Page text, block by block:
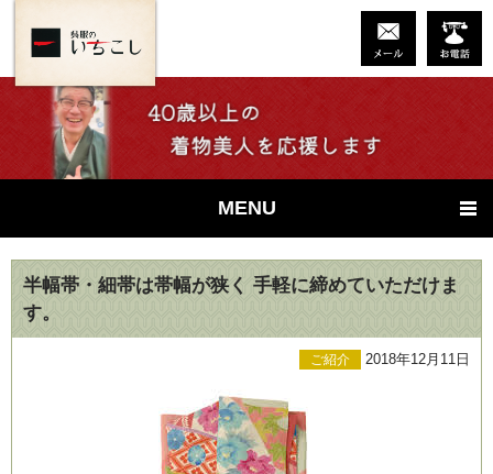
MENU
半幅帯・細帯は帯幅が狭く 手軽に締めていただけま
す。
ご紹介 2018年12月11日